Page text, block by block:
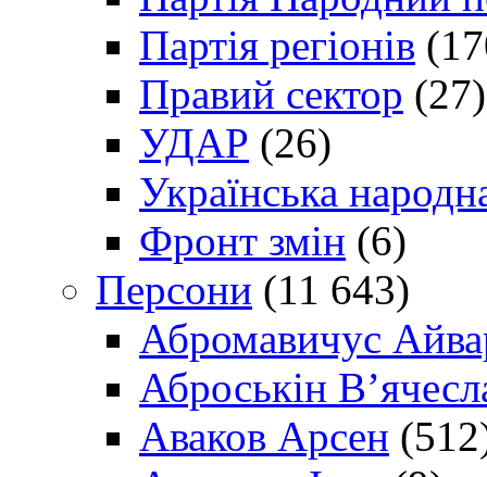
Партія регіонів
Правий сектор (27)
УДАР (26)
Українська
Фронт змін (6)
Персони (11 643)
Абромавичус
Аброськін
Аваков Арсен